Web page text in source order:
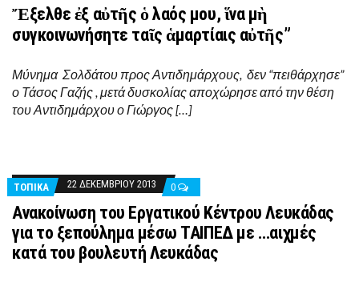
Ἔξελθε ἐξ αὐτῆς ὁ λαός μου, ἵνα μὴ
συγκοινωνήσητε ταῖς ἁμαρτίαις αὐτῆς”
Μύνημα Σολδάτου προς Αντιδημάρχους, δεν “πειθάρχησε”
ο Τάσος Γαζής , μετά δυσκολίας αποχώρησε από την θέση
του Αντιδημάρχου ο Γιώργος […]
ΤΟΠΙΚΑ 22 ΔΕΚΕΜΒΡΊΟΥ 2013 0
Aνακοίνωση του Εργατικού Κέντρου Λευκάδας
για το ξεπούλημα μέσω ΤΑΙΠΕΔ με …αιχμές
κατά του βουλευτή Λευκάδας